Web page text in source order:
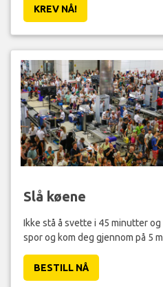
KREV NÅ!
Slå køene
Ikke stå å svette i 45 minutter
spor og kom deg gjennom på 5
BESTILL NÅ